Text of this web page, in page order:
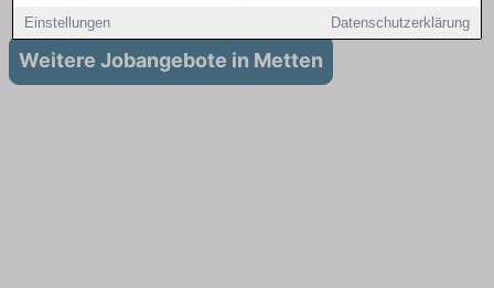
Einstellungen Datenschutzerklärung
Weitere Jobangebote in Metten